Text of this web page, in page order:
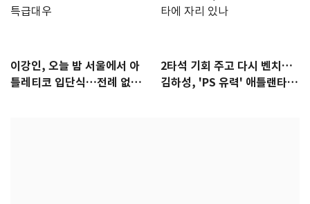
이강인, 오늘 밤 서울에서 아
틀레티코 입단식…전례 없는
2타석 기회 주고 다시 벤치…
김하성, 'PS 유력' 애틀랜타에